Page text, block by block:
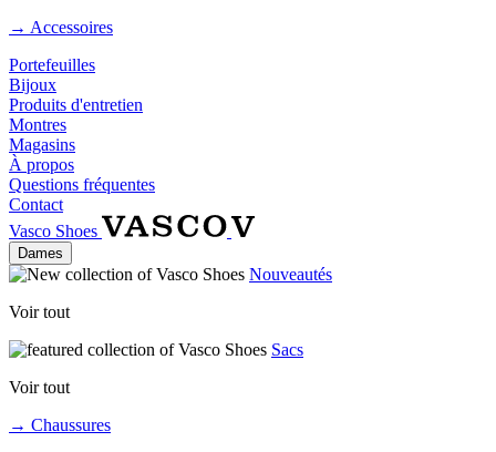
→ Accessoires
Portefeuilles
Bijoux
Produits d'entretien
Montres
Magasins
À propos
Questions fréquentes
Contact
Vasco Shoes
Dames
Nouveautés
Voir tout
Sacs
Voir tout
→ Chaussures